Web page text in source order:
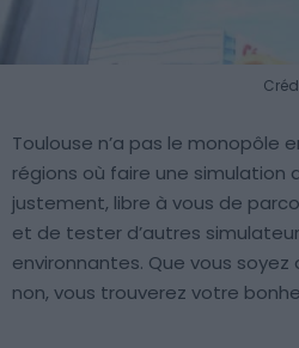
Toulouse n’a pas le monopôle
régions où faire une simulation
justement, libre à vous de
et de tester d’autres
environnantes. Que vous
non, vous trouverez votre